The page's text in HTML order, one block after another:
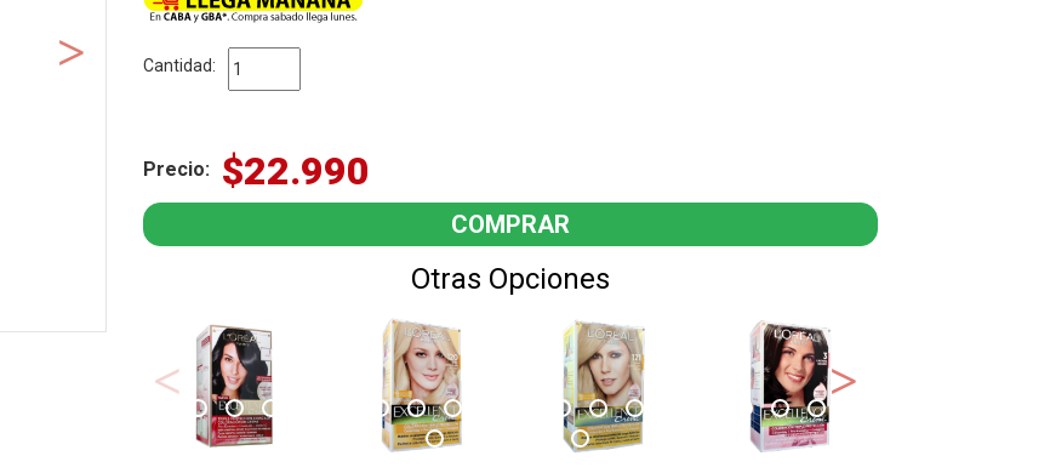
Cantidad:
Precio: $22.990
Otras Opciones